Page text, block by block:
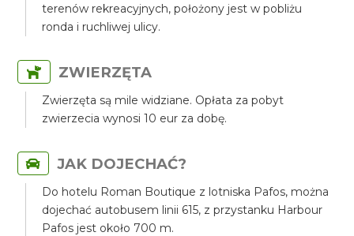
terenów rekreacyjnych, położony jest w pobliżu
ronda i ruchliwej ulicy.
ZWIERZĘTA
Zwierzęta są mile widziane. Opłata za pobyt
zwierzecia wynosi 10 eur za dobę.
JAK DOJECHAĆ?
Do hotelu Roman Boutique z lotniska Pafos, można
dojechać autobusem linii 615, z przystanku Harbour
Pafos jest około 700 m.